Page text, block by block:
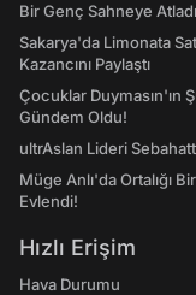
Bir Genç Sahneye Atladı
Sakarya'da Limonata
Kazancını Paylaştı
Çocuklar Duymasın'ın
Gündem Oldu!
ultrAslan Lideri
Müge Anlı'da Ortalığı
Evlendi!
Hızlı Erişim
Hava Durumu